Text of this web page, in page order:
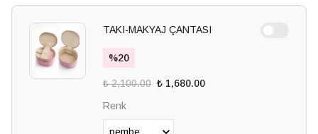
TAKI-MAKYAJ ÇANTASI
%20
₺ 2,100.00 ₺ 1,680.00
Renk